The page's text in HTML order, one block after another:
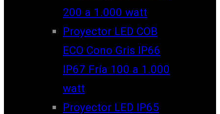
200 a 1.000 watt
Proyector LED COB
ECO Cono Gris IP66
IP67 Fría 100 a 1.000
watt
Proyector LED IP65